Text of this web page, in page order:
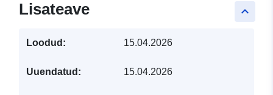
keyboard_arrow_up
Lisateave
Loodud: 15.04.2026
Uuendatud: 15.04.2026